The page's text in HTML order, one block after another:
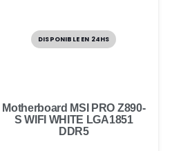
DISPONIBLE EN 24HS
Motherboard MSI PRO Z890-
S WIFI WHITE LGA1851
DDR5